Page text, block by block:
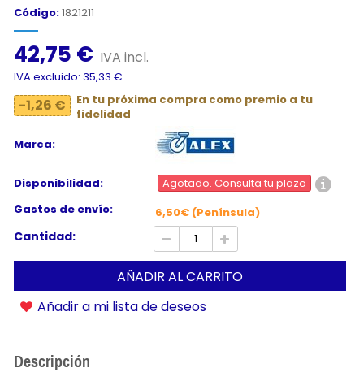
Código:1821211
42,75 € IVA incl.
IVA excluido: 35,33 €
-1,26 €
En tu próxima compra como premio a tu
fidelidad
Marca:
Disponibilidad:
Agotado. Consulta tu plazo
Gastos de envío:
6,50€ (Península)
Cantidad:
AÑADIR AL CARRITO
Añadir a mi lista de deseos
Descripción